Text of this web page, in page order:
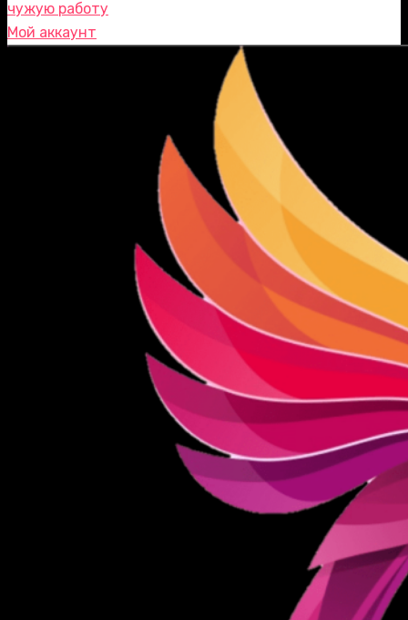
Мой аккаунт